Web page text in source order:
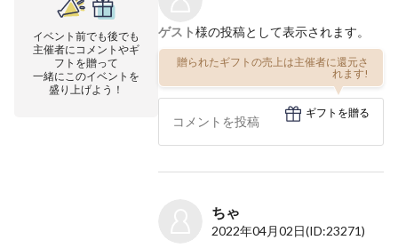
イベント前でも後でも
主催者にコメントやギ
フトを贈って
一緒にこのイベントを
盛り上げよう！
ゲスト様の投稿として表示されます。
贈られたギフトの売上は主催者に還元さ
れます!
ギフトを贈る
ちゃ
2022年04月02日(ID:23271)